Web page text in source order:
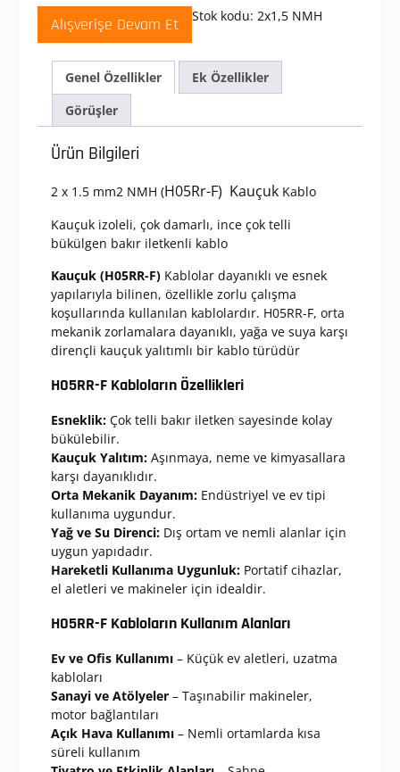
H05Rr-
(Nmh)
Kauçuk
Kablo
Alışverişe Devam Et Stok kodu: 2x1,5 NMH
Genel Özellikler
Ek Özellikler
Görüşler
Ürün Bilgileri
2 x 1.5 mm2 NMH (H05Rr-F) Kauçuk Kablo
Kauçuk izoleli, çok damarlı, ince çok telli
bükülgen bakır iletkenli kablo
Kauçuk (H05RR-F) Kablolar dayanıklı ve esnek
yapılarıyla bilinen, özellikle zorlu çalışma
koşullarında kullanılan kablolardır. H05RR-F, orta
mekanik zorlamalara dayanıklı, yağa ve suya karşı
dirençli kauçuk yalıtımlı bir kablo türüdür
H05RR-F Kabloların Özellikleri
Esneklik:Çok telli bakır iletken sayesinde kolay
bükülebilir.
Kauçuk Yalıtım:Aşınmaya, neme ve kimyasallara
karşı dayanıklıdır.
Orta Mekanik Dayanım:Endüstriyel ve ev tipi
kullanıma uygundur.
Yağ ve Su Direnci:Dış ortam ve nemli alanlar için
uygun yapıdadır.
Hareketli Kullanıma Uygunluk:Portatif cihazlar,
el aletleri ve makineler için idealdir.
H05RR-F Kabloların Kullanım Alanları
Ev ve Ofis Kullanımı– Küçük ev aletleri, uzatma
kabloları
Sanayi ve Atölyeler– Taşınabilir makineler,
motor bağlantıları
Açık Hava Kullanımı– Nemli ortamlarda kısa
süreli kullanım